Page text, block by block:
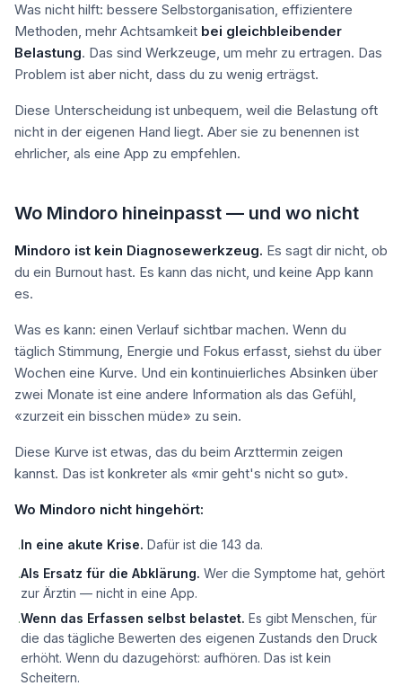
Was nicht hilft: bessere Selbstorganisation, effizientere
Methoden, mehr Achtsamkeit bei gleichbleibender
Belastung. Das sind Werkzeuge, um mehr zu ertragen. Das
Problem ist aber nicht, dass du zu wenig erträgst.
Diese Unterscheidung ist unbequem, weil die Belastung oft
nicht in der eigenen Hand liegt. Aber sie zu benennen ist
ehrlicher, als eine App zu empfehlen.
Wo Mindoro hineinpasst — und wo nicht
Mindoro ist kein Diagnosewerkzeug. Es sagt dir nicht, ob
du ein Burnout hast. Es kann das nicht, und keine App kann
es.
Was es kann: einen Verlauf sichtbar machen. Wenn du
täglich Stimmung, Energie und Fokus erfasst, siehst du über
Wochen eine Kurve. Und ein kontinuierliches Absinken über
zwei Monate ist eine andere Information als das Gefühl,
«zurzeit ein bisschen müde» zu sein.
Diese Kurve ist etwas, das du beim Arzttermin zeigen
kannst. Das ist konkreter als «mir geht's nicht so gut».
Wo Mindoro nicht hingehört:
·In eine akute Krise. Dafür ist die 143 da.
·Als Ersatz für die Abklärung. Wer die Symptome hat, gehört
zur Ärztin — nicht in eine App.
·Wenn das Erfassen selbst belastet. Es gibt Menschen, für
die das tägliche Bewerten des eigenen Zustands den Druck
erhöht. Wenn du dazugehörst: aufhören. Das ist kein
Scheitern.